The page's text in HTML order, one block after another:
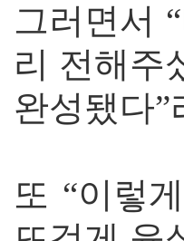
그러면서
리 전해주
완성됐다”
또 “이렇